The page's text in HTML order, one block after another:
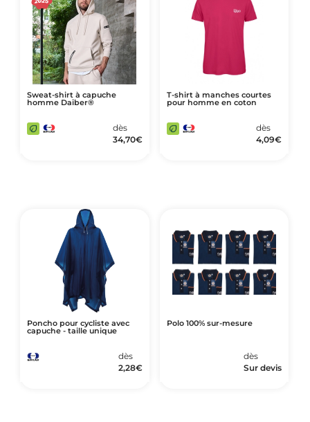
Sweat-shirt à capuche
homme Daiber®
dès
34,70€
T-shirt à manches courtes
pour homme en coton
dès
4,09€
Poncho pour cycliste avec
capuche - taille unique
dès
2,28€
Polo 100% sur-mesure
dès
Sur devis